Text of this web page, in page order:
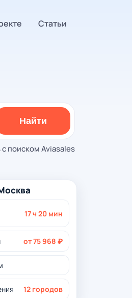
Статьи
Найти
поиском Aviasales
17 ч 20 мин
от 75 968 ₽
12 городов